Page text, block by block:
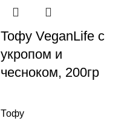
Тофу VeganLife с
укропом и
чесноком, 200гр
Тофу